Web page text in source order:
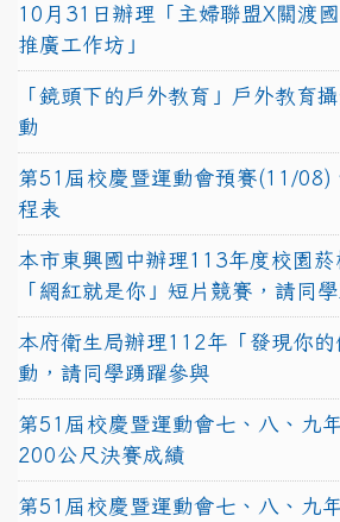
10月31日辦理「主婦聯盟X關渡
推廣工作坊」
「鏡頭下的戶外教育」戶外教育
動
第51屆校慶暨運動會預賽(11/08)
程表
本市東興國中辦理113年度校園
「網紅就是你」短片競賽，請同
本府衛生局辦理112年「發現你
動，請同學踴躍參與
第51屆校慶暨運動會七、八、九
200公尺決賽成績
第51屆校慶暨運動會七、八、九